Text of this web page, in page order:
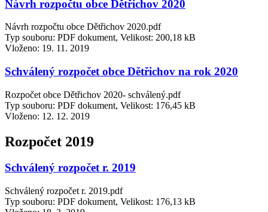
Návrh rozpočtu obce Dětřichov 2020
Návrh rozpočtu obce Dětřichov 2020.pdf
Typ souboru: PDF dokument, Velikost: 200,18 kB
Vloženo: 19. 11. 2019
Schválený rozpočet obce Dětřichov na rok 2020
Rozpočet obce Dětřichov 2020- schválený.pdf
Typ souboru: PDF dokument, Velikost: 176,45 kB
Vloženo: 12. 12. 2019
Rozpočet 2019
Schválený rozpočet r. 2019
Schválený rozpočet r. 2019.pdf
Typ souboru: PDF dokument, Velikost: 176,13 kB